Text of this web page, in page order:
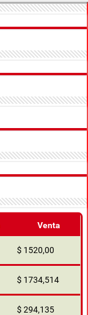
Venta
$ 1520,00
$ 1734,514
$ 294,135